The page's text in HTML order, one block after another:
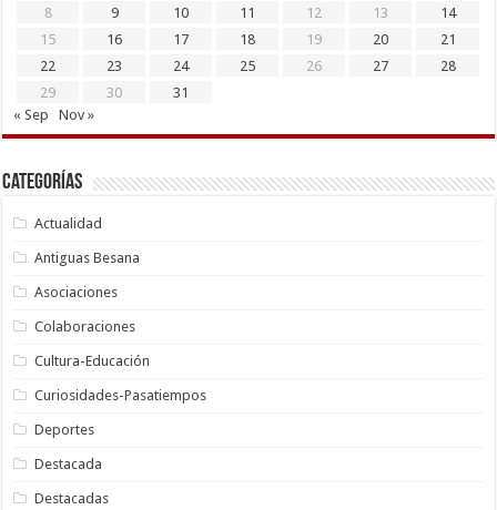
8
9 10 11 12 13
14
15
16 17 18 19 20
21
22
23 24 25 26 27
28
29
30
31
« Sep
Nov »
Categorías
Actualidad
Antiguas Besana
Asociaciones
Colaboraciones
Cultura-Educación
Curiosidades-Pasatiempos
Deportes
Destacada
Destacadas